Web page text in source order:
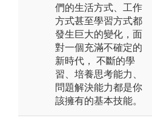
們的生活方式、工作
方式甚至學習方式都
發生巨大的變化，面
對一個充滿不確定的
新時代， 不斷的學
習、培養思考能力、
問題解決能力都是你
該擁有的基本技能。